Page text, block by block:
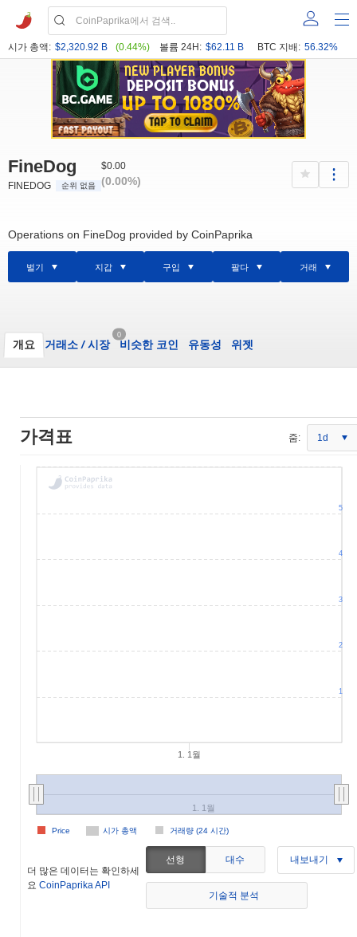
시가 총액: $2,320.92 B (0.44%) 볼륨 24H: $62.11 B BTC 지배: 56.32%
FineDog
FINEDOG 순위 없음
$0.00
(0.00%)
Operations on FineDog provided by CoinPaprika
벌기 지갑 구입 팔다 거래
개요 거래소 /시장
0
비슷한 코인 유동성 위젯
가격표 줌: 1d
1. 1월
시가 총액 거래량 (24 시간)
Price
1. 1월
1
2
3
4
5
더 많은 데이터는 확인하세
요 CoinPaprika API
선형 대수 내보내기
기술적 분석